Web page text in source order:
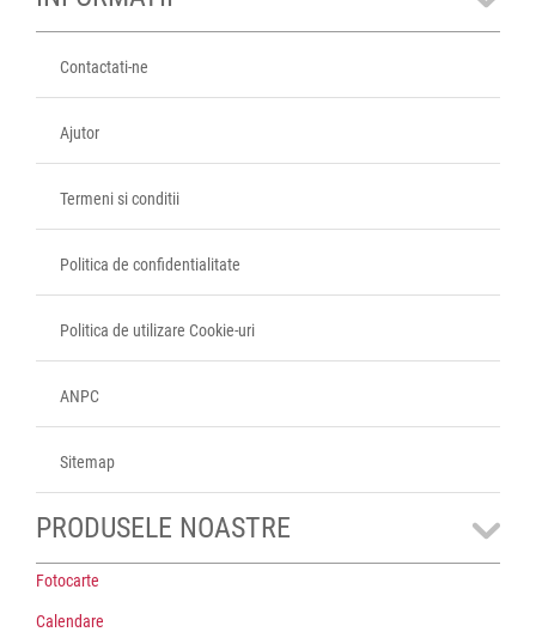
Contactati-ne
Ajutor
Termeni si conditii
Politica de confidentialitate
Politica de utilizare Cookie-uri
ANPC
Sitemap
PRODUSELE NOASTRE
Fotocarte
Calendare